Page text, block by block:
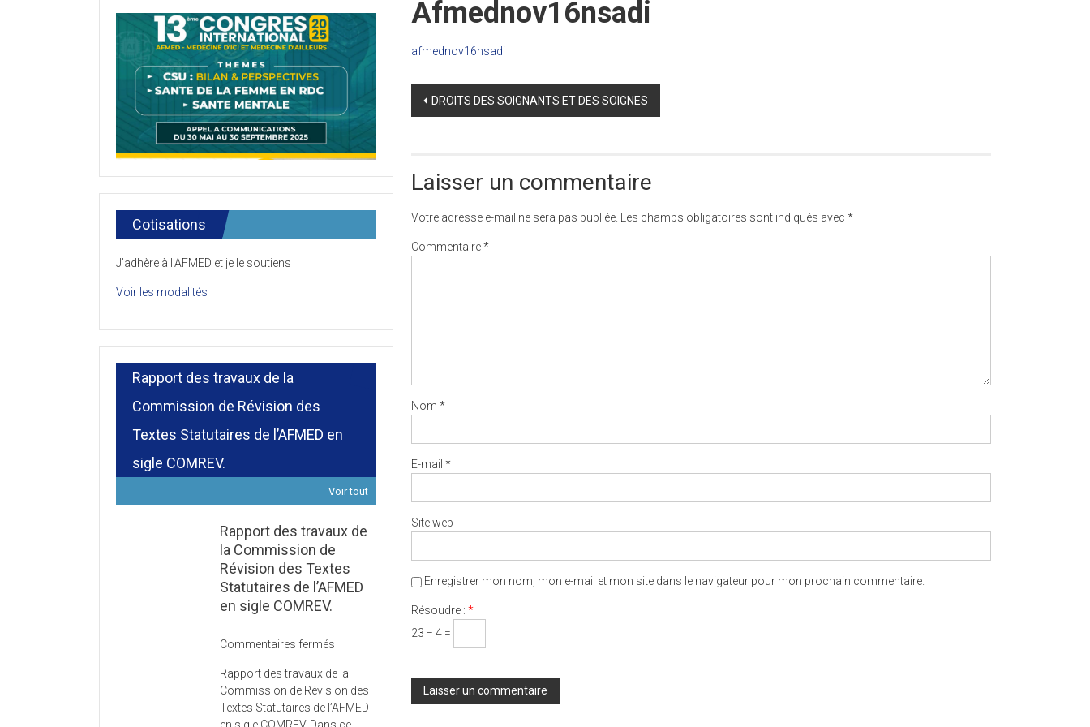
Afmednov16nsadi
afmednov16nsadi
Post
DROITS DES SOIGNANTS ET DES SOIGNES
Laisser un commentaire
Votre adresse e-mail ne sera pas publiée. Les champs obligatoires sont indiqués avec *
Commentaire*
Nom *
E-mail *
Site web
Enregistrer mon nom, mon e-mail et mon site dans le navigateur pour mon prochain commentaire.
Résoudre : *
23 − 4 =
Cotisations
J’adhère à l’AFMED et je le soutiens
Voir les modalités
Rapport des travaux de la
Commission de Révision des
Textes Statutaires de l’AFMED en
sigle COMREV.
Voir tout
Rapport des travaux de
la Commission de
Révision des Textes
Statutaires de l’AFMED
en sigle COMREV.
Commentaires fermés
des
travaux
de
Rapport des travaux de la
Commission de Révision des
Textes Statutaires de l’AFMED
en sigle COMREV. Dans ce